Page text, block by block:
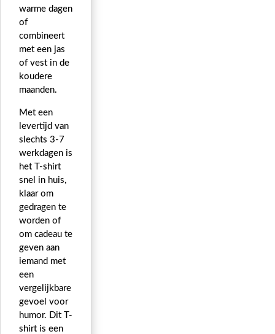
warme dagen
of
combineert
met een jas
of vest in de
koudere
maanden.
Met een
levertijd van
slechts 3-7
werkdagen is
het T-shirt
snel in huis,
klaar om
gedragen te
worden of
om cadeau te
geven aan
iemand met
een
vergelijkbare
gevoel voor
humor. Dit T-
shirt is een